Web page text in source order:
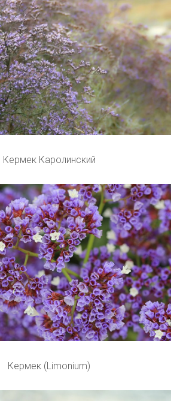
Кермек Каролинский
Кермек (Limonium)